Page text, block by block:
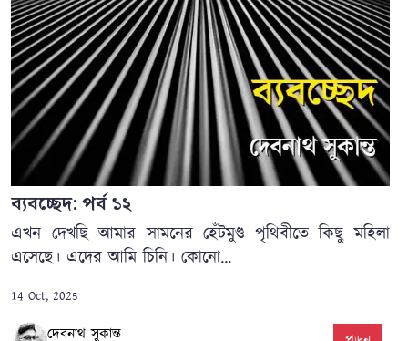
ব্যবচ্ছেদ: পর্ব ১২
এখন দেখছি আমার সামনের হেঁটমুণ্ড পৃথিবীতে কিছু মহিলা
এসেছে। এদের আমি চিনি। কোনো...
14 Oct, 2025
দেবনাথ সুকান্ত